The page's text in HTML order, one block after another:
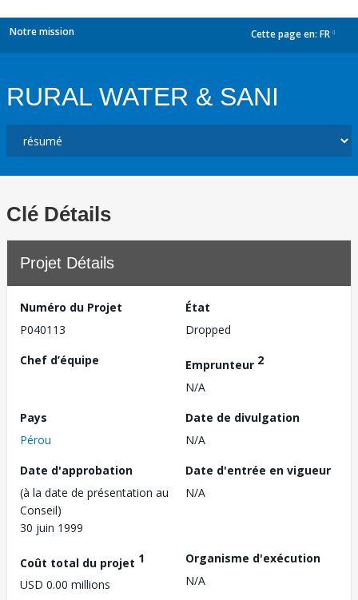
Notre mission Cette page en: FR
RURAL WATER & SANI
Clé Détails
Projet Détails
Numéro du Projet
P040113
État
Dropped
Chef d’équipe
Emprunteur 2
N/A
Pays
Pérou
Date de divulgation
N/A
Date d'approbation
(à la date de présentation au
Conseil)
30 juin 1999
Date d'entrée en vigueur
N/A
Coût total du projet 1
USD 0.00 millions
Organisme d'exécution
N/A